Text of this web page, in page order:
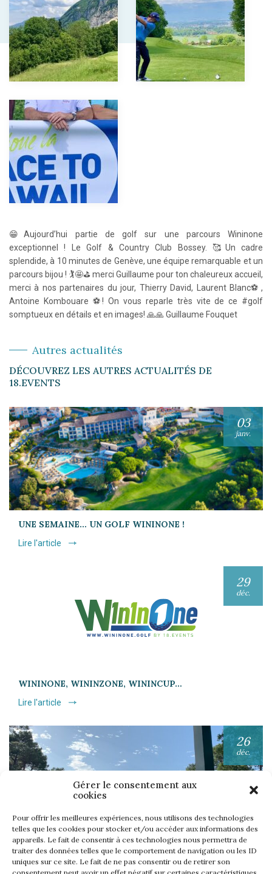
Gérer le consentement aux
cookies
Pour offrir les meilleures expériences, nous utilisons des technologies
telles que les cookies pour stocker et/ou accéder aux informations des
appareils. Le fait de consentir à ces technologies nous permettra de
traiter des données telles que le comportement de navigation ou les ID
uniques sur ce site. Le fait de ne pas consentir ou de retirer son
😁Aujourd’hui partie de golf sur une parcours Wininone
exceptionnel ! Le Golf & Country Club Bossey. 🥰Un cadre
splendide, à 10 minutes de Genève, une équipe remarquable et un
parcours bijou ! 🏌🤩⛳️ merci Guillaume pour ton chaleureux accueil,
merci à nos partenaires du jour, Thierry David, Laurent Blanc⚽️,
Antoine Kombouare ⚽️! On vous reparle très vite de ce #golf
somptueux en détails et en images! 🙏🙏 Guillaume Fouquet
Autres actualités
DÉCOUVREZ LES AUTRES ACTUALITÉS DE
18.EVENTS
03
janv.
UNE SEMAINE… UN GOLF WININONE !
Lire l'article
29
déc.
WININONE, WININZONE, WININCUP…
Lire l'article
26
déc.
UNE SEMAINE… TOUS LES GOLFS WININONE !
Lire l'article